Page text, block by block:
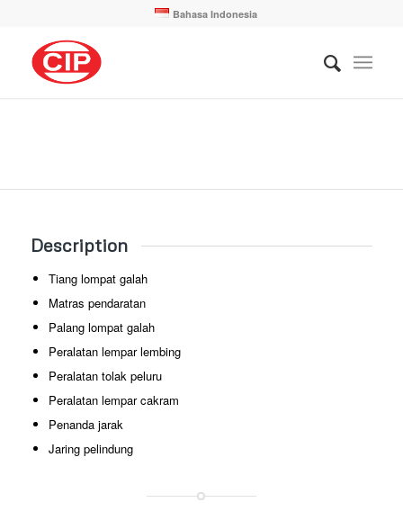
Bahasa Indonesia
Description
Tiang lompat galah
Matras pendaratan
Palang lompat galah
Peralatan lempar lembing
Peralatan tolak peluru
Peralatan lempar cakram
Penanda jarak
Jaring pelindung